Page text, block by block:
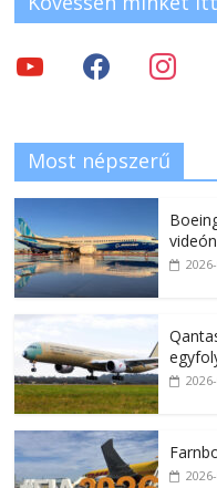
Most népszerű